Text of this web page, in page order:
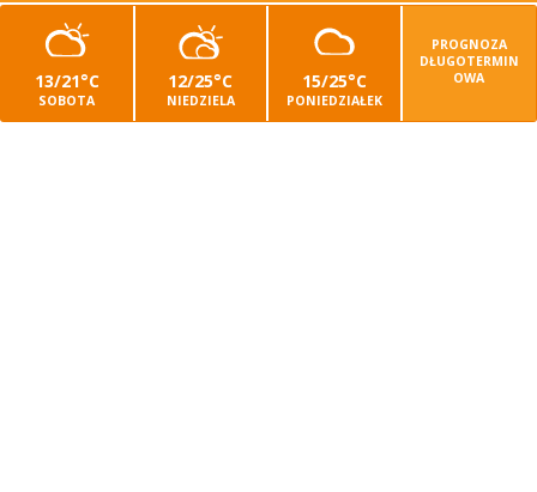
13/21°C
SOBOTA
12/25°C
NIEDZIELA
15/25°C
PONIEDZIAŁEK
PROGNOZA
DŁUGOTERMIN
OWA